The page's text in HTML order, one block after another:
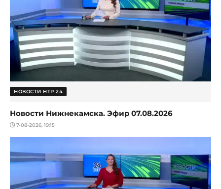
НОВОСТИ НТР 24
Новости Нижнекамска. Эфир 07.08.2026
7-08-2026, 19:15